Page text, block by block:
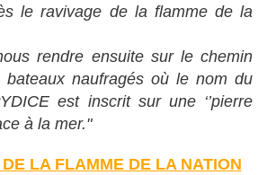
le ravivage de la flamme de la
rendre ensuite sur le chemin
bateaux naufragés où le nom du
est inscrit sur une ‘’pierre
à la mer."
LA FLAMME DE LA NATION